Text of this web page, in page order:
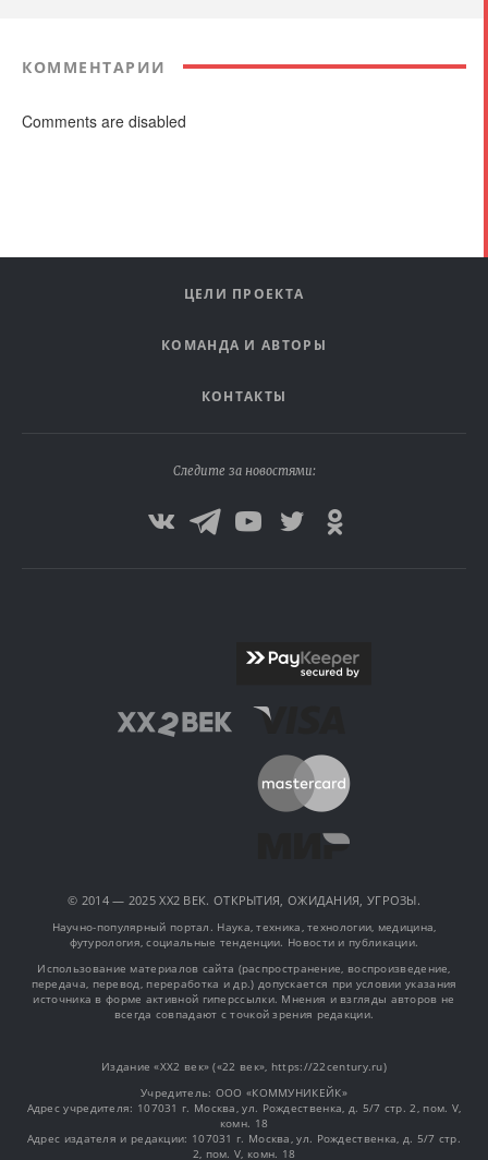
КОММЕНТАРИИ
Comments are disabled
ЦЕЛИ ПРОЕКТА
КОМАНДА И АВТОРЫ
КОНТАКТЫ
Следите за новостями:
© 2014 — 2025 XX2 ВЕК. ОТКРЫТИЯ, ОЖИДАНИЯ, УГРОЗЫ.
Научно-популярный портал. Наука, техника, технологии, медицина,
футурология, социальные тенденции. Новости и публикации.
Использование материалов сайта (распространение, воспроизведение,
передача, перевод, переработка и др.) допускается при условии указания
источника в форме активной гиперссылки. Мнения и взгляды авторов не
всегда совпадают с точкой зрения редакции.
Издание «XX2 век» («22 век», https://22century.ru)
Учредитель: OOO «КОММУНИКЕЙК»
Адрес учредителя: 107031 г. Москва, ул. Рождественка, д. 5/7 стр. 2, пом. V,
комн. 18
Адрес издателя и редакции: 107031 г. Москва, ул. Рождественка, д. 5/7 стр.
2, пом. V, комн. 18